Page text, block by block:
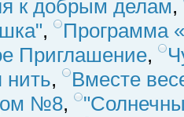
к добрым делам,
,
Программа
Приглашение,
,
Вместе
№8,